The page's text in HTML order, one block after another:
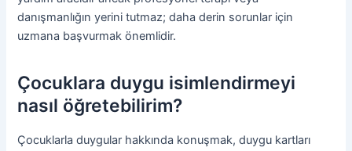
danışmanlığın yerini tutmaz; daha derin sorunlar için
uzmana başvurmak önemlidir.
Çocuklara duygu isimlendirmeyi
nasıl öğretebilirim?
Çocuklarla duygular hakkında konuşmak, duygu kartları